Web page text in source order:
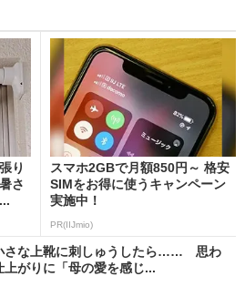
り
さ
スマホ2GBで月額850円～ 格安
SIMをお得に使うキャンペーン
実施中！
PR(IIJmio)
さな上靴に刺しゅうしたら…… 思わ
上がりに「母の愛を感じ...